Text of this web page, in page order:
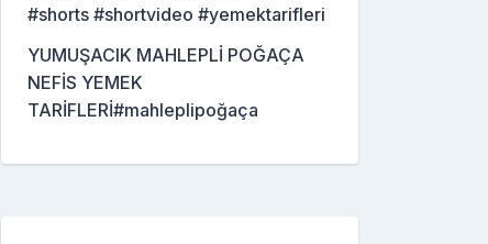
#shorts #shortvideo #yemektarifleri
YUMUŞACIK MAHLEPLİ POĞAÇA
NEFİS YEMEK
TARİFLERİ#mahleplipoğaça